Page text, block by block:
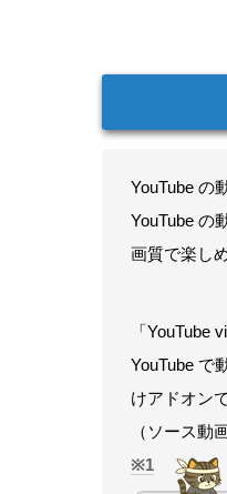
YouTube の
YouTube の
画質で楽し
「YouTube
YouTube で
けアドオン
（ソース動
1